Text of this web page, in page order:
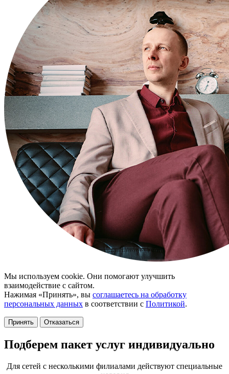
Мы используем cookie. Они помогают улучшить
взаимодействие с сайтом.
Нажимая «Принять», вы соглашаетесь на обработку
персональных данных в соответствии с Политикой.
Принять Отказаться
Подберем пакет услуг индивидуально
Для сетей с несколькими филиалами действуют специальные